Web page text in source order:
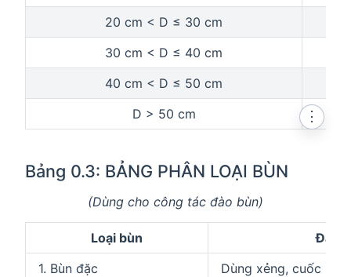
20 cm < D ≤ 30 cm
30 cm < D ≤ 40 cm
40 cm < D ≤ 50 cm
D > 50 cm
Bảng 0.3: BẢNG PHÂN LOẠI BÙN
⋮
(Dùng cho công tác đào bùn)
Loại bùn
Đặc
1. Bùn đặc
Dùng xẻng, cuốc